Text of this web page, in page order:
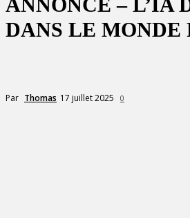
DANS LE MONDE
Par Thomas 17 juillet 2025 0